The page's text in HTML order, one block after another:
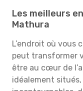
Les meilleurs
Mathura
L’endroit où vous
peut transformer
être au cœur de
idéalement